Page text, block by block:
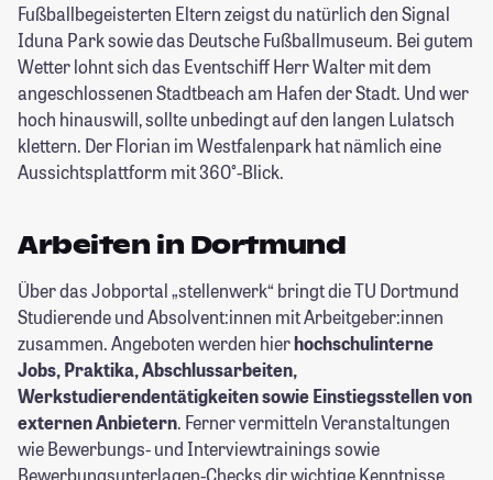
Fußballbegeisterten Eltern zeigst du natürlich den Signal
Iduna Park sowie das Deutsche Fußballmuseum. Bei gutem
Wetter lohnt sich das Eventschiff Herr Walter mit dem
angeschlossenen Stadtbeach am Hafen der Stadt. Und wer
hoch hinauswill, sollte unbedingt auf den langen Lulatsch
klettern. Der Florian im Westfalenpark hat nämlich eine
Aussichtsplattform mit 360°-Blick.
Arbeiten in Dortmund
Über das Jobportal „stellenwerk“ bringt die TU Dortmund
Studierende und Absolvent:innen mit Arbeitgeber:innen
zusammen. Angeboten werden hierhochschulinterne
Jobs, Praktika, Abschlussarbeiten,
Werkstudierendentätigkeiten sowie Einstiegsstellen von
externen Anbietern. Ferner vermitteln Veranstaltungen
wie Bewerbungs- und Interviewtrainings sowie
Bewerbungsunterlagen-Checks dir wichtige Kenntnisse